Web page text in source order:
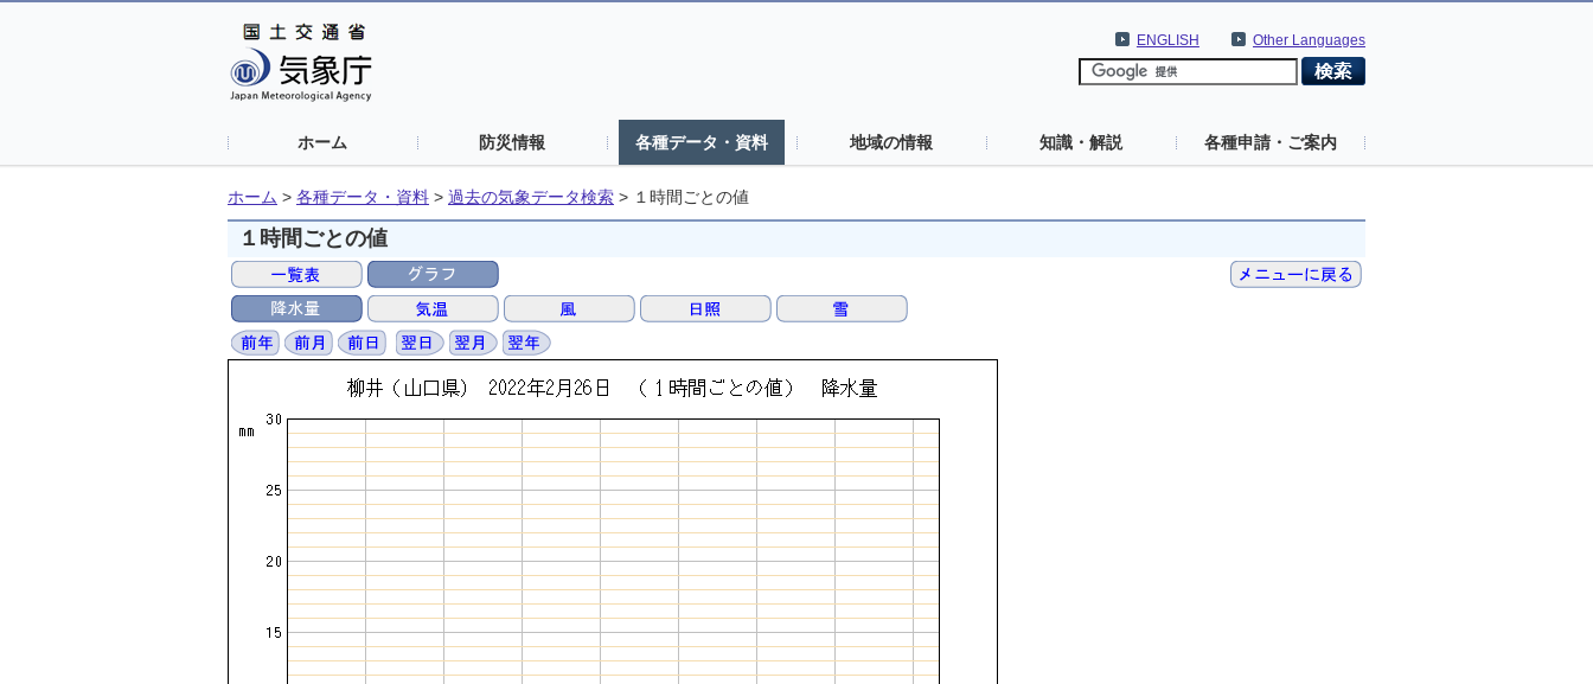
Other Languages
ENGLISH
ホーム 防災情報 各種データ・資料 地域の情報 知識・解説 各種申請・ご案内
ホーム > 各種データ・資料 > 過去の気象データ検索 > １時間ごとの値
１時間ごとの値